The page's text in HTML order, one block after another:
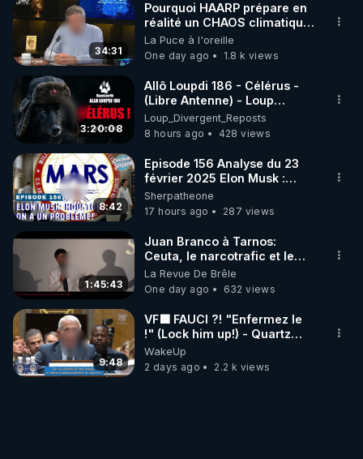
34:31
Pourquoi HAARP prépare en
réalité un CHAOS climatique,
on répond
La Puce à l'oreille
One day ago
1.8 k views
3:20:08
Allô Loupdi 186 - Célérus -
(Libre Antenne) - Loup
Divergent 2026.08.06
Loup_Divergent_Reposts
8 hours ago
428 views
8:42
Episode 156 Analyse du 23
février 2025 Elon Musk :
Houston , on a un problème !
Sherpatheone
17 hours ago
287 views
1:45:43
Juan Branco à Tarnos:
Ceuta, le narcotrafic et le
pouvoir en France
La Revue De Brêle
One day ago
632 views
9:48
VF🟩 FAUCI ?! "Enfermez le
!" (Lock him up!) - Quartz
Traduction
WakeUp
2 days ago
2.2 k views